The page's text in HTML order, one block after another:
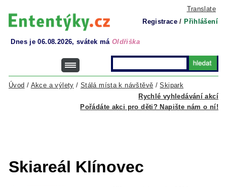
Translate
Registrace / Přihlášení
Dnes je 06.08.2026, svátek má Oldřiška
Rychlé vyhledávání akcí
Úvod / Akce a výlety / Stálá místa k návštěvě /Skipark
Pořádáte akci pro děti? Napište nám o ní!
Skiareál Klínovec